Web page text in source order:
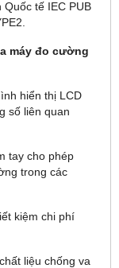
tế IEC PUB
máy đo cường
hiển thị LCD
số liên quan
tay cho phép
trong các
kiệm chi phí
liệu chống va